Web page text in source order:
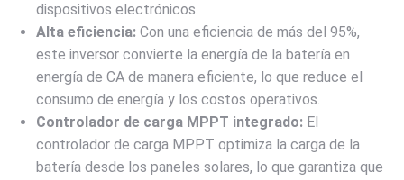
dispositivos electrónicos.
Alta eficiencia: Con una eficiencia de más del 95%,
este inversor convierte la energía de la batería en
energía de CA de manera eficiente, lo que reduce el
consumo de energía y los costos operativos.
Controlador de carga MPPT integrado: El
controlador de carga MPPT optimiza la carga de la
batería desde los paneles solares, lo que garantiza que